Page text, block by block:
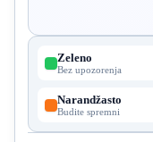
Zeleno
Bez upozorenja
Narandžasto
Budite spremni